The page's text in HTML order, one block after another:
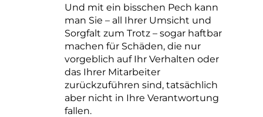
Und mit ein bisschen Pech kann
man Sie – all Ihrer Umsicht und
Sorgfalt zum Trotz – sogar haftbar
machen für Schäden, die nur
vorgeblich auf Ihr Verhalten oder
das Ihrer Mitarbeiter
zurückzuführen sind, tatsächlich
aber nicht in Ihre Verantwortung
fallen.